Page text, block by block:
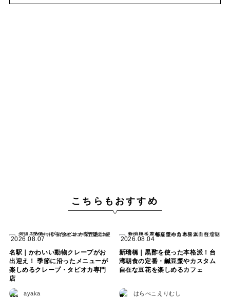
こちらもおすすめ
2026.08.07
名駅｜かわいい動物クレープがお
出迎え！ 季節に沿ったメニューが
楽しめるクレープ・タピオカ専門
店
ayaka
2026.08.04
新瑞橋｜黒酢を使った本格派！台
湾朝食の定番・鹹豆漿やカスタム
自在な豆花を楽しめるカフェ
はらぺこえりむし